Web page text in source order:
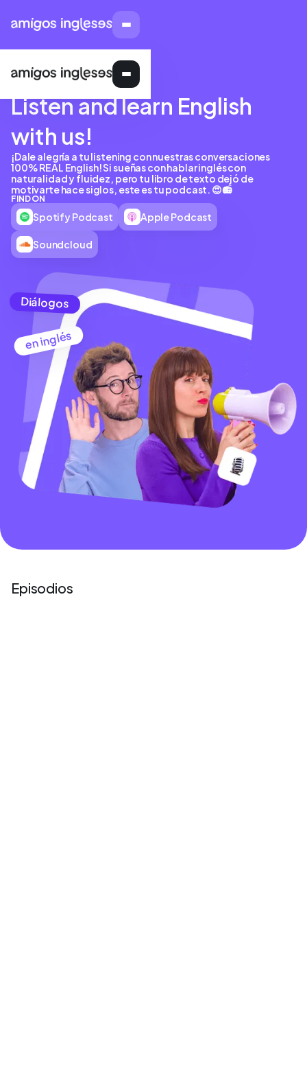
PODCAST
Listen and learn English
with us!
¡Dale alegría a tu listening con nuestras conversaciones
100% REAL English! Si sueñas con hablar inglés con
naturalidad y fluidez, pero tu libro de texto dejó de
motivarte hace siglos, este es tu podcast. 😍📻
FIND ON
Spotify Podcast Apple Podcast
Soundcloud
en inglés
Diálogos
Episodios